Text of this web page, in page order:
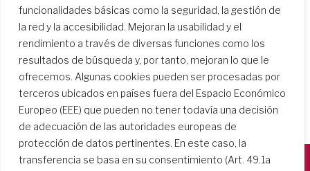
funcionalidades básicas como la seguridad, la gestión de
la red y la accesibilidad. Mejoran la usabilidad y el
rendimiento a través de diversas funciones como los
resultados de búsqueda y, por tanto, mejoran lo que le
ofrecemos. Algunas cookies pueden ser procesadas por
terceros ubicados en países fuera del Espacio Económico
Europeo (EEE) que pueden no tener todavía una decisión
de adecuación de las autoridades europeas de
protección de datos pertinentes. En este caso, la
transferencia se basa en su consentimiento (Art. 49.1a